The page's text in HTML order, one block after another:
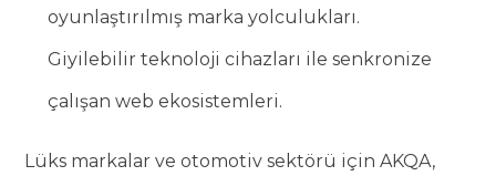
oyunlaştırılmış marka yolculukları.
Giyilebilir teknoloji cihazları ile senkronize
çalışan web ekosistemleri.
Lüks markalar ve otomotiv sektörü için AKQA,